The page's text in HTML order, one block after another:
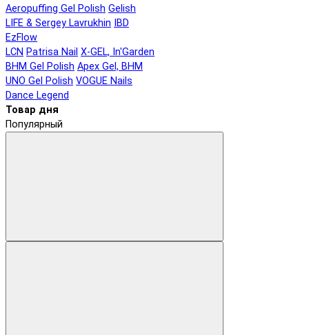
Aeropuffing Gel Polish Gelish
LIFE & Sergey Lavrukhin
IBD
EzFlow
LCN Patrisa Nail X-GEL, In'Garden
BHM Gel Polish Apex Gel, BHM
UNO Gel Polish VOGUE Nails
Dance Legend
Товар дня
Популярный